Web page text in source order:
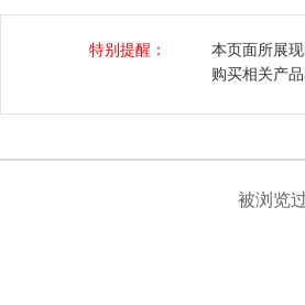
特别提醒：
本页面所展
购买相关产
被浏览